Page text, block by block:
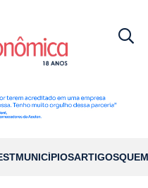
MUNICÍPIOSARTIGOS